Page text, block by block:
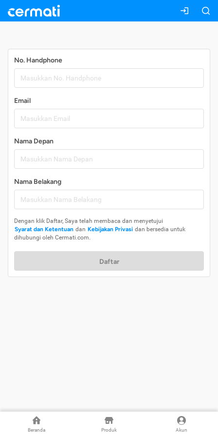
Beranda Produk Akun
No. Handphone
Email
Nama Depan
Nama Belakang
Dengan klik Daftar, Saya telah membaca dan menyetujui
Syarat dan Ketentuan dan Kebijakan Privasi dan bersedia untuk
dihubungi oleh Cermati.com.
Daftar